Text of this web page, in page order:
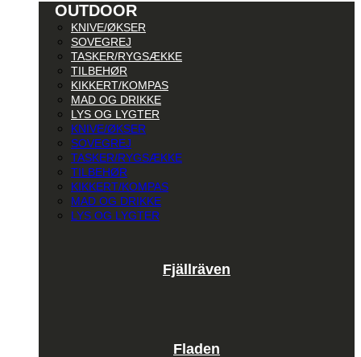
OUTDOOR
KNIVE/ØKSER
SOVEGREJ
TASKER/RYGSÆKKE
TILBEHØR
KIKKERT/KOMPAS
MAD OG DRIKKE
LYS OG LYGTER
KNIVE/ØKSER
SOVEGREJ
TASKER/RYGSÆKKE
TILBEHØR
KIKKERT/KOMPAS
MAD OG DRIKKE
LYS OG LYGTER
Fjällräven
Fladen